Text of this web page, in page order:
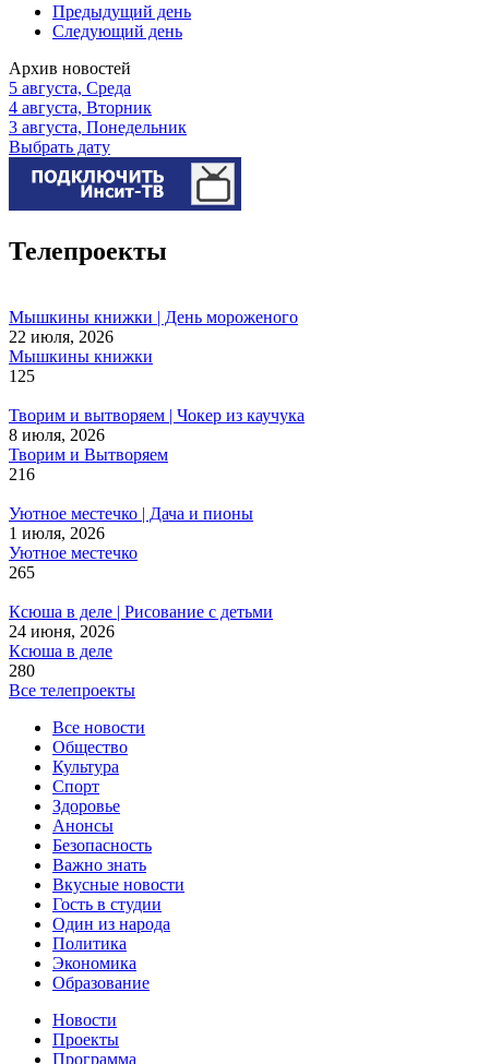
Предыдущий день
Следующий день
Архив новостей
5 августа, Среда
4 августа, Вторник
3 августа, Понедельник
Выбрать дату
Телепроекты
Мышкины книжки | День мороженого
22 июля, 2026
Мышкины книжки
125
Творим и вытворяем | Чокер из каучука
8 июля, 2026
Творим и Вытворяем
216
Уютное местечко | Дача и пионы
1 июля, 2026
Уютное местечко
265
Ксюша в деле | Рисование с детьми
24 июня, 2026
Ксюша в деле
280
Все телепроекты
Все новости
Общество
Культура
Спорт
Здоровье
Анонсы
Безопасность
Важно знать
Вкусные новости
Гость в студии
Один из народа
Политика
Экономика
Образование
Новости
Проекты
Программа